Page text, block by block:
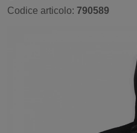
Codice articolo: 790589